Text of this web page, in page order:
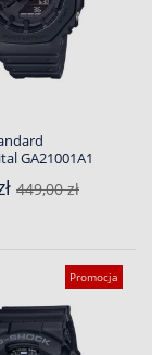
GA21001A1
449,00 zł
Promocja